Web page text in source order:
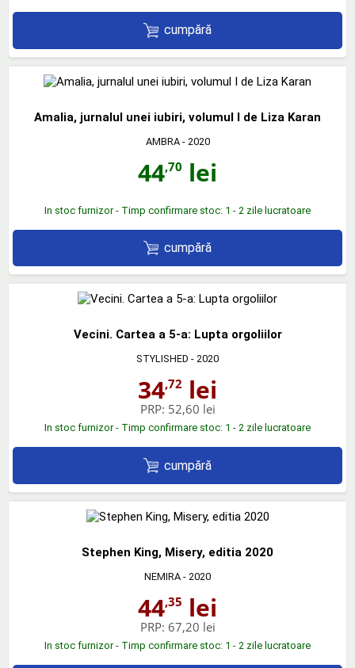
cumpără
Amalia, jurnalul unei iubiri, volumul I de Liza Karan
AMBRA- 2020
44,70 lei
In stoc furnizor - Timp confirmare stoc: 1 - 2 zile lucratoare
cumpără
Vecini. Cartea a 5-a: Lupta orgoliilor
STYLISHED - 2020
34,72 lei
PRP: 52,60 lei
In stoc furnizor - Timp confirmare stoc: 1 - 2 zile lucratoare
cumpără
Stephen King, Misery, editia 2020
NEMIRA - 2020
44,35 lei
PRP: 67,20 lei
In stoc furnizor - Timp confirmare stoc: 1 - 2 zile lucratoare